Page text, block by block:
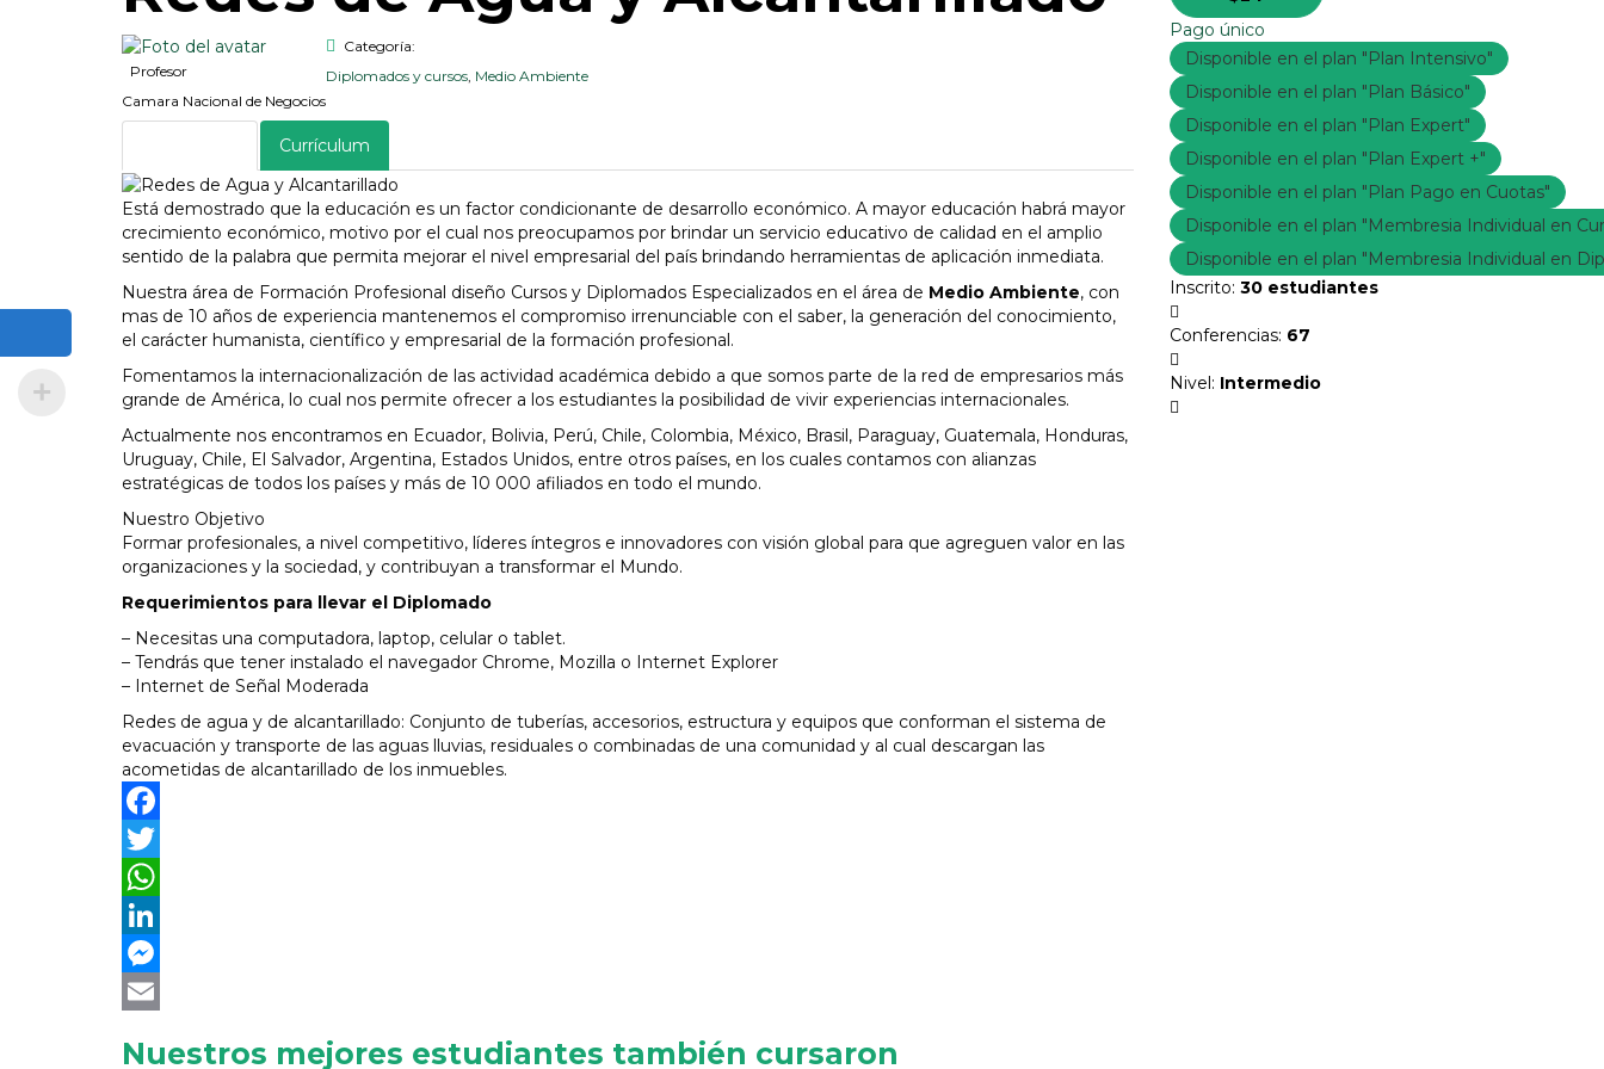
Profesor
Camara Nacional de Negocios
Categoría:
Diplomados y cursos, Medio Ambiente
Currículum
Está demostrado que la educación es un factor condicionante de desarrollo económico. A mayor educación habrá mayor
crecimiento económico, motivo por el cual nos preocupamos por brindar un servicio educativo de calidad en el amplio
sentido de la palabra que permita mejorar el nivel empresarial del país brindando herramientas de aplicación inmediata.
Nuestra área de Formación Profesional diseño Cursos y Diplomados Especializados en el área de Medio Ambiente, con
mas de 10 años de experiencia mantenemos el compromiso irrenunciable con el saber, la generación del conocimiento,
el carácter humanista, científico y empresarial de la formación profesional.
Fomentamos la internacionalización de las actividad académica debido a que somos parte de la red de empresarios más
grande de América, lo cual nos permite ofrecer a los estudiantes la posibilidad de vivir experiencias internacionales.
Actualmente nos encontramos en Ecuador, Bolivia, Perú, Chile, Colombia, México, Brasil, Paraguay, Guatemala, Honduras,
Uruguay, Chile, El Salvador, Argentina, Estados Unidos, entre otros países, en los cuales contamos con alianzas
estratégicas de todos los países y más de 10 000 afiliados en todo el mundo.
Nuestro Objetivo
Formar profesionales, a nivel competitivo, líderes íntegros e innovadores con visión global para que agreguen valor en las
organizaciones y la sociedad, y contribuyan a transformar el Mundo.
Requerimientos para llevar el Diplomado
– Necesitas una computadora, laptop, celular o tablet.
– Tendrás que tener instalado el navegador Chrome, Mozilla o Internet Explorer
– Internet de Señal Moderada
Redes de agua y de alcantarillado: Conjunto de tuberías, accesorios, estructura y equipos que conforman el sistema de
evacuación y transporte de las aguas lluvias, residuales o combinadas de una comunidad y al cual descargan las
acometidas de alcantarillado de los inmuebles.
Facebook
Twitter
WhatsApp
LinkedIn
Messenger
Nuestros mejores estudiantes también cursaron
Pago único
Disponible en el plan "Plan Intensivo"
Disponible en el plan "Plan Básico"
Disponible en el plan "Plan Expert"
Disponible en el plan "Plan Expert +"
Disponible en el plan "Plan Pago en Cuotas"
Disponible en el plan "Membresia Individual en
Disponible en el plan "Membresia Individual en
Inscrito: 30 estudiantes
Conferencias: 67
Nivel: Intermedio